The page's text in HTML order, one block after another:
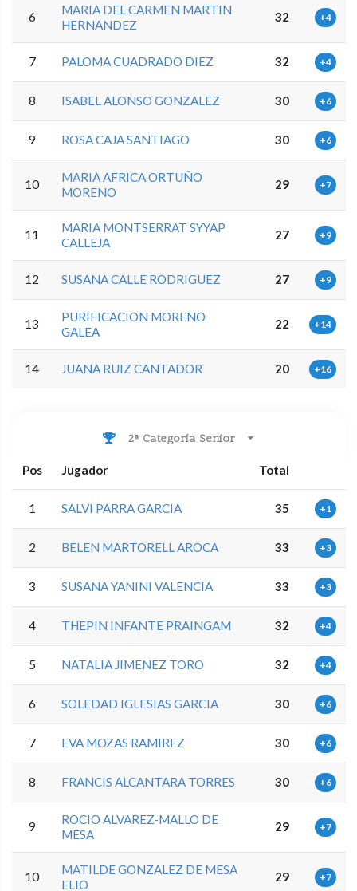
6
MARIA DEL CARMEN MARTIN
HERNANDEZ
32 +4
7 PALOMA CUADRADO DIEZ 32 +4
8 ISABEL ALONSO GONZALEZ 30 +6
9 ROSA CAJA SANTIAGO 30 +6
10
MARIA AFRICA ORTUÑO
MORENO
29 +7
11
MARIA MONTSERRAT SYYAP
CALLEJA
27 +9
12 SUSANA CALLE RODRIGUEZ 27 +9
13
PURIFICACION MORENO
GALEA
22 +14
14 JUANA RUIZ CANTADOR 20 +16
2ª Categoría Senior
Pos Jugador Total
1 SALVI PARRA GARCIA 35 +1
2 BELEN MARTORELL AROCA 33 +3
3 SUSANA YANINI VALENCIA 33 +3
4 THEPIN INFANTE PRAINGAM 32 +4
5 NATALIA JIMENEZ TORO 32 +4
6 SOLEDAD IGLESIAS GARCIA 30 +6
7 EVA MOZAS RAMIREZ 30 +6
8 FRANCIS ALCANTARA TORRES 30 +6
9
ROCIO ALVAREZ-MALLO DE
MESA
29 +7
10
MATILDE GONZALEZ DE MESA
ELIO
29 +7